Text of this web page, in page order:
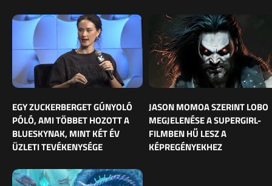
EGY ZUCKERBERGET GÚNYOLÓ
PÓLÓ, AMI TÖBBET HOZOTT A
BLUESKYNAK, MINT KÉT ÉV
ÜZLETI TEVÉKENYSÉGE
JASON MOMOA SZERINT LOBO
MEGJELENÉSE A SUPERGIRL-
FILMBEN HŰ LESZ A
KÉPREGÉNYEKHEZ